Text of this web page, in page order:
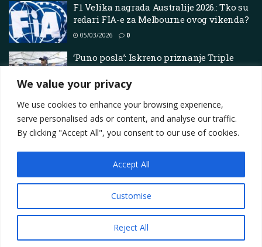
We value your privacy
We use cookies to enhance your browsing experience,
serve personalised ads or content, and analyse our traffic.
By clicking "Accept All", you consent to our use of cookies.
Customise
Reject All
Accept All
F1 Velika nagrada Australije 2026.: Tko su
redari FIA-e za Melbourne ovog vikenda?
05/03/2026 0
‘Puno posla’: Iskreno priznanje Triple
Eighta nakon vođenja u bodovima –
Superautomobili
Contact
Privacy Policy
Terms Marketing i oglašavanje